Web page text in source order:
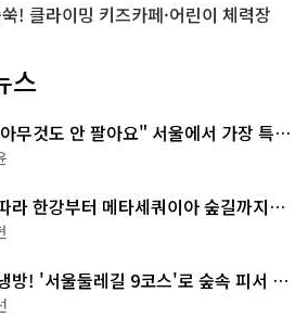
! 클라이밍 키즈카페·어린이 체력장
스
무것도 안 팔아요" 서울에서 가장 특별
라 한강부터 메타세쿼이아 숲길까지…
스
방! '서울둘레길 9코스'로 숲속 피서 떠